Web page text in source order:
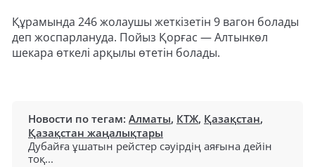
Құрамында 246 жолаушы жеткізетін 9 вагон болады
деп жоспарлануда. Пойыз Қорғас — Алтынкөл
шекара өткелі арқылы өтетін болады.
Новости по тегам: Алматы, КТЖ, Қазақстан,
Қазақстан жаңалықтары
Дубайға ұшатын рейстер сәуірдің аяғына дейін
тоқ...